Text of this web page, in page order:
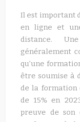
Il est important
en ligne et
distance.
généralement
qu’une
être soumise à
de la formation
de 15% en
preuve de son